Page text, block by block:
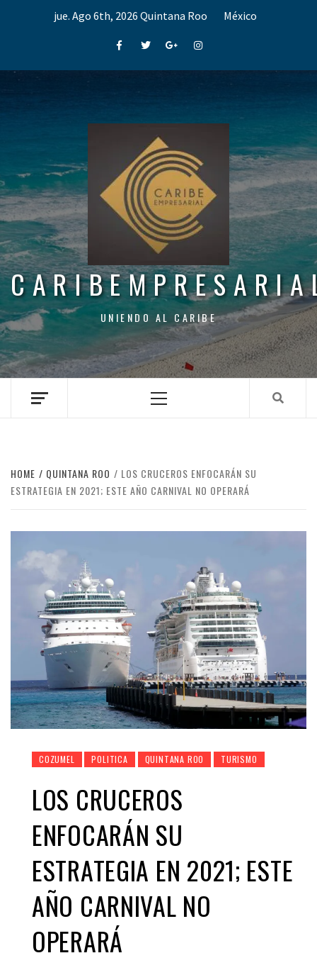
jue. Ago 6th, 2026 Quintana Roo México
FacebookTwitterGoogle+Instagram
UNIENDO AL CARIBE
Menu
HOME QUINTANA ROO
LOS CRUCEROS ENFOCARÁN SU
ESTRATEGIA EN 2021; ESTE AÑO CARNIVAL NO OPERARÁ
COZUMEL POLITICA QUINTANA ROO TURISMO
LOS CRUCEROS
ENFOCARÁN SU
ESTRATEGIA EN 2021; ESTE
AÑO CARNIVAL NO
OPERARÁ